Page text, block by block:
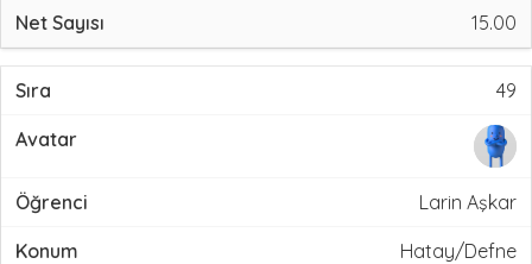
15.00
49
Larin Aşkar
Hatay/Defne